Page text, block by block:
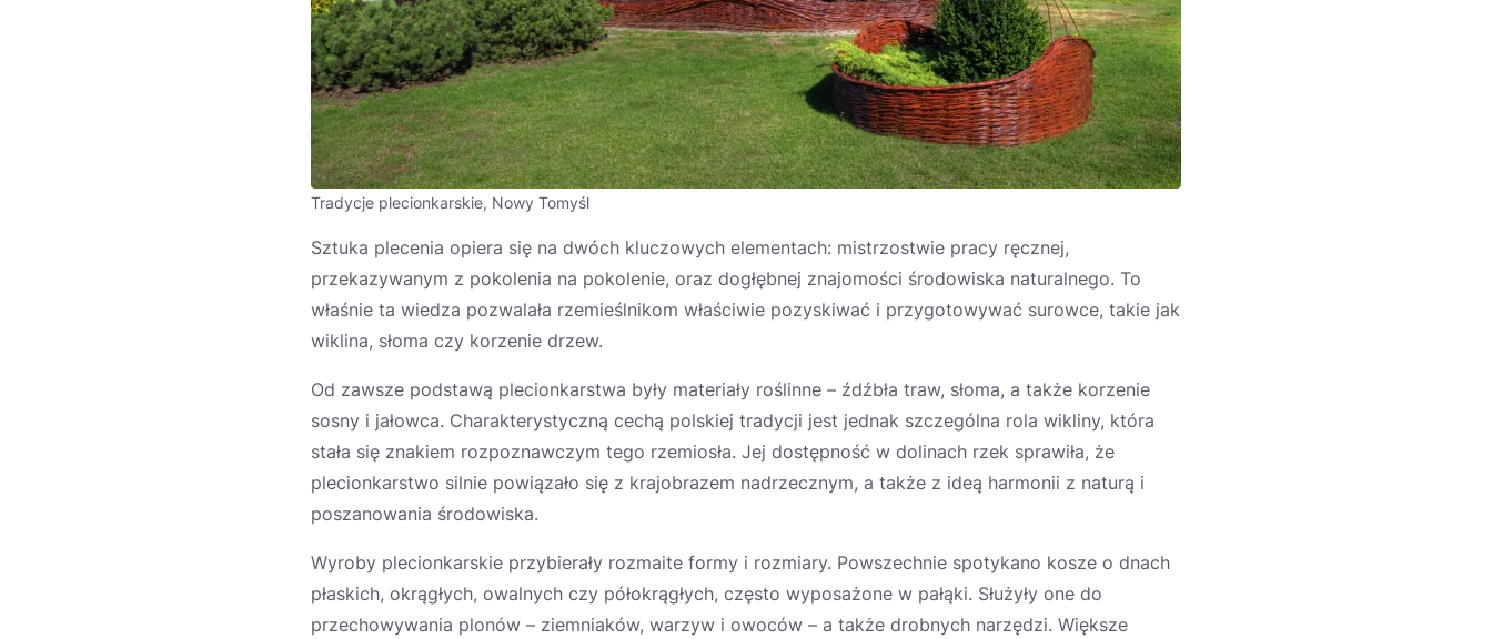
Tradycje plecionkarskie, Nowy Tomyśl
Sztuka plecenia opiera się na dwóch kluczowych elementach: mistrzostwie pracy ręcznej,
przekazywanym z pokolenia na pokolenie, oraz dogłębnej znajomości środowiska naturalnego. To
właśnie ta wiedza pozwalała rzemieślnikom właściwie pozyskiwać i przygotowywać surowce, takie jak
wiklina, słoma czy korzenie drzew.
Od zawsze podstawą plecionkarstwa były materiały roślinne – źdźbła traw, słoma, a także korzenie
sosny i jałowca. Charakterystyczną cechą polskiej tradycji jest jednak szczególna rola wikliny, która
stała się znakiem rozpoznawczym tego rzemiosła. Jej dostępność w dolinach rzek sprawiła, że
plecionkarstwo silnie powiązało się z krajobrazem nadrzecznym, a także z ideą harmonii z naturą i
poszanowania środowiska.
Wyroby plecionkarskie przybierały rozmaite formy i rozmiary. Powszechnie spotykano kosze o dnach
płaskich, okrągłych, owalnych czy półokrągłych, często wyposażone w pałąki. Służyły one do
przechowywania plonów – ziemniaków, warzyw i owoców – a także drobnych narzędzi. Większe